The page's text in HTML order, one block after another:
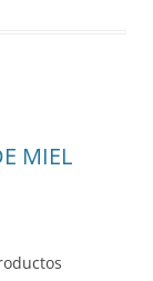
MIEL